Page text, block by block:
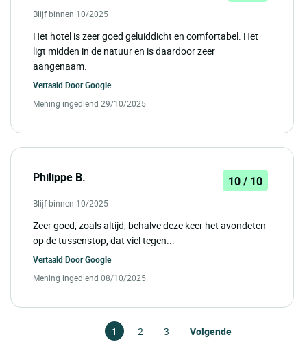
Blijf binnen 10/2025
Het hotel is zeer goed geluiddicht en comfortabel. Het
ligt midden in de natuur en is daardoor zeer
aangenaam.
Vertaald DoorGoogle
Mening ingediend 29/10/2025
Philippe B. 10 / 10
Blijf binnen 10/2025
Zeer goed, zoals altijd, behalve deze keer het avondeten
op de tussenstop, dat viel tegen...
Vertaald DoorGoogle
Mening ingediend 08/10/2025
1 2 3 Volgende